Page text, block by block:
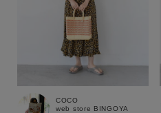
セール価格
在庫
在庫あり
COCO
web store BINGOYA